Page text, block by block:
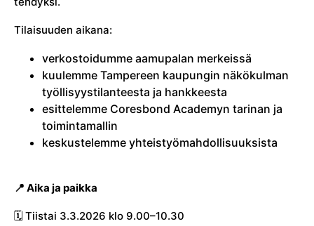
Tilaisuuden aikana:
verkostoidumme aamupalan merkeissä
kuulemme Tampereen kaupungin näkökulman
työllisyystilanteesta ja hankkeesta
esittelemme Coresbond Academyn tarinan ja
toimintamallin
keskustelemme yhteistyömahdollisuuksista
📍 Aika ja paikka
🗓 Tiistai 3.3.2026 klo 9.00–10.30